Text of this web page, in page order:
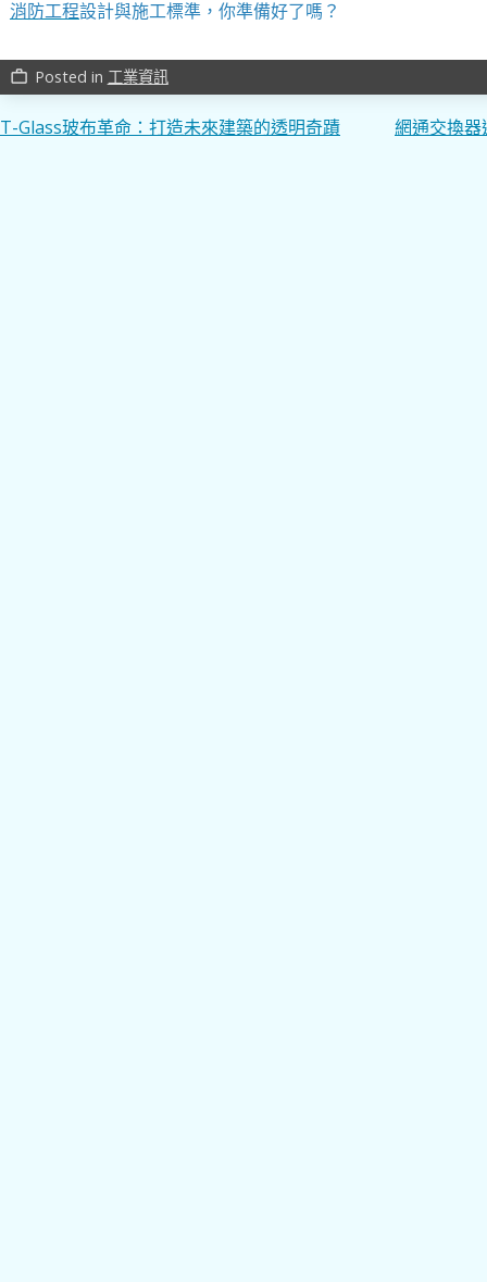
消防工程設計與施工標準，你準備好了嗎？
work_outline Posted in 工業資訊
文
T-Glass玻布革命：打造未來建築的透明奇蹟 網通交換